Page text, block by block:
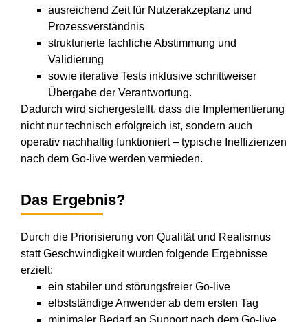
ausreichend Zeit für Nutzerakzeptanz und
Prozessverständnis
strukturierte fachliche Abstimmung und
Validierung
sowie iterative Tests inklusive schrittweiser
Übergabe der Verantwortung.
Dadurch wird sichergestellt, dass die Implementierung
nicht nur technisch erfolgreich ist, sondern auch
operativ nachhaltig funktioniert – typische Ineffizienzen
nach dem Go-live werden vermieden.
Das Ergebnis?
Durch die Priorisierung von Qualität und Realismus
statt Geschwindigkeit wurden folgende Ergebnisse
erzielt:
ein stabiler und störungsfreier Go-live
elbstständige Anwender ab dem ersten Tag
minimaler Bedarf an Support nach dem Go-live